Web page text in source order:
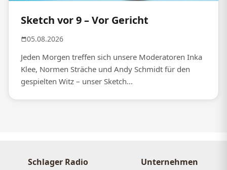
Sketch vor 9 – Vor Gericht
05.08.2026
Jeden Morgen treffen sich unsere Moderatoren Inka
Klee, Normen Sträche und Andy Schmidt für den
gespielten Witz – unser Sketch...
Schlager Radio Unternehmen